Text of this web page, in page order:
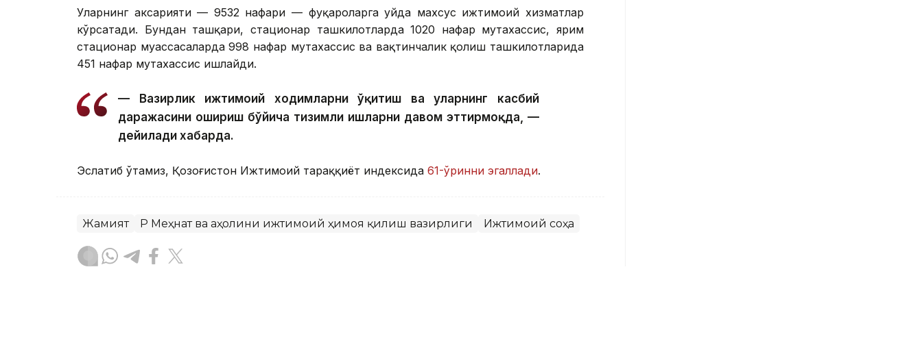
Уларнинг аксарияти — 9532 нафари — фуқароларга уйда махсус ижтимоий хизматлар
кўрсатади. Бундан ташқари, стационар ташкилотларда 1020 нафар мутахассис, ярим
стационар муассасаларда 998 нафар мутахассис ва вақтинчалик қолиш ташкилотларида
451 нафар мутахассис ишлайди.
— Вазирлик ижтимоий ходимларни ўқитиш ва уларнинг касбий
даражасини ошириш бўйича тизимли ишларни давом эттирмоқда, —
дейилади хабарда.
Эслатиб ўтамиз, Қозоғистон Ижтимоий тараққиёт индексида 61-ўринни эгаллади.
Жамият ҚР Меҳнат ва аҳолини ижтимоий ҳимоя қилиш вазирлиги Ижтимоий соҳа